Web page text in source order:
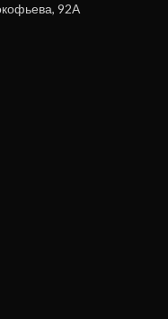
92А